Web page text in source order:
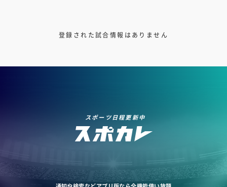
登録された試合情報はありません
スポーツ日程更新中